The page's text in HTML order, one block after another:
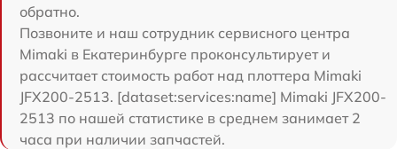
обратно.
Позвоните и наш сотрудник сервисного центра
Mimaki в Екатеринбурге проконсультирует и
рассчитает стоимость работ над плоттера Mimaki
JFX200-2513. [dataset:services:name] Mimaki JFX200-
2513 по нашей статистике в среднем занимает 2
часа при наличии запчастей.